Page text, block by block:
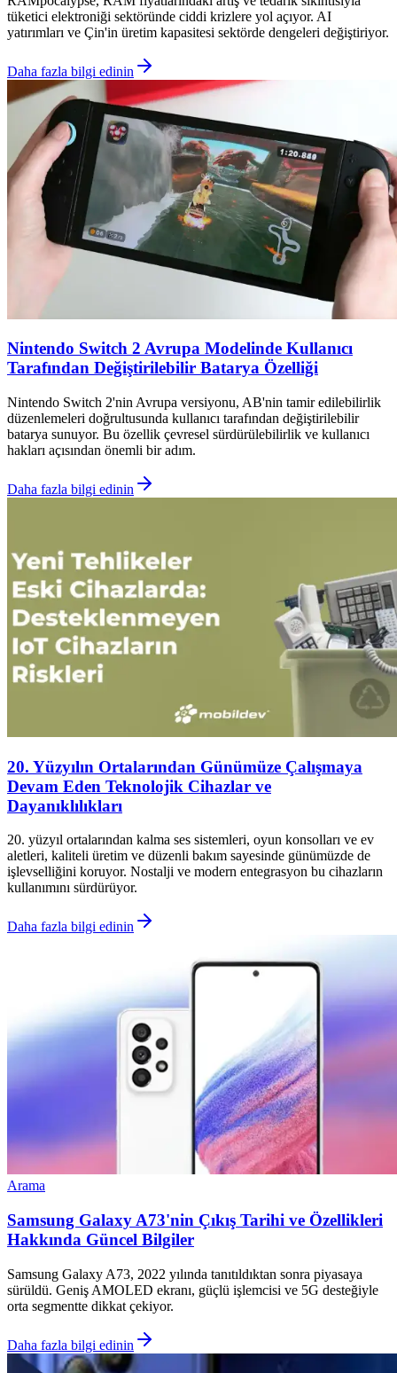
tüketici elektroniği sektöründe ciddi krizlere yol açıyor. AI
yatırımları ve Çin'in üretim kapasitesi sektörde dengeleri değiştiriyor.
Daha fazla bilgi edinin
Nintendo Switch 2 Avrupa Modelinde Kullanıcı
Tarafından Değiştirilebilir Batarya Özelliği
Nintendo Switch 2'nin Avrupa versiyonu, AB'nin tamir edilebilirlik
düzenlemeleri doğrultusunda kullanıcı tarafından değiştirilebilir
batarya sunuyor. Bu özellik çevresel sürdürülebilirlik ve kullanıcı
hakları açısından önemli bir adım.
Daha fazla bilgi edinin
20. Yüzyılın Ortalarından Günümüze Çalışmaya
Devam Eden Teknolojik Cihazlar ve
Dayanıklılıkları
20. yüzyıl ortalarından kalma ses sistemleri, oyun konsolları ve ev
aletleri, kaliteli üretim ve düzenli bakım sayesinde günümüzde de
işlevselliğini koruyor. Nostalji ve modern entegrasyon bu cihazların
kullanımını sürdürüyor.
Daha fazla bilgi edinin
Arama
Samsung Galaxy A73'nin Çıkış Tarihi ve Özellikleri
Hakkında Güncel Bilgiler
Samsung Galaxy A73, 2022 yılında tanıtıldıktan sonra piyasaya
sürüldü. Geniş AMOLED ekranı, güçlü işlemcisi ve 5G desteğiyle
orta segmentte dikkat çekiyor.
Daha fazla bilgi edinin